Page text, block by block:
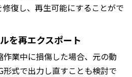
復し、再生可能にすることがで
を再エクスポート
作業中に損傷した場合、元の動
式で出力し直すことも検討で